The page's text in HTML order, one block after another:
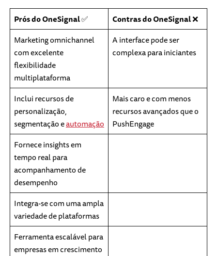
Prós do OneSignal✅ Contras do OneSignal❌
Marketing omnichannel
com excelente
flexibilidade
multiplataforma
A interface pode ser
complexa para iniciantes
Inclui recursos de
personalização,
segmentação eautomação
Mais caro e com menos
recursos avançados que o
PushEngage
Fornece insights em
tempo real para
acompanhamento de
desempenho
Integra-se com uma ampla
variedade de plataformas
Ferramenta escalável para
empresas em crescimento